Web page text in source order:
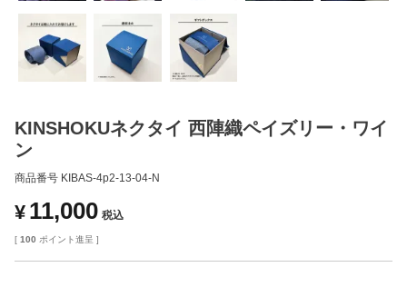
KINSHOKUネクタイ 西陣織ペイズリー・ワイ
ン
商品番号 KIBAS-4p2-13-04-N
¥ 11,000 税込
[ 100 ポイント進呈 ]